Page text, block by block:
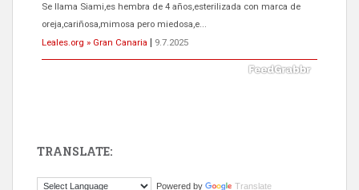
Se llama Siami,es hembra de 4 años,esterilizada con marca de
oreja,cariñosa,mimosa pero miedosa,e...
Leales.org » Gran Canaria
9.7.2025
TRANSLATE:
Powered by Translate